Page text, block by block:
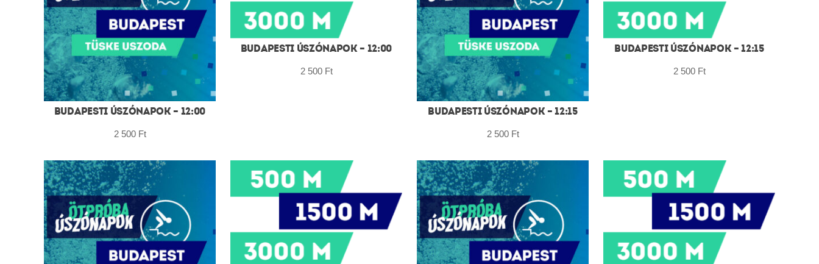
BUDAPESTI ÚSZÓNAPOK – 12:00
2 500 Ft
BUDAPESTI ÚSZÓNAPOK – 12:00
2 500 Ft
BUDAPESTI ÚSZÓNAPOK – 12:15
2 500 Ft
BUDAPESTI ÚSZÓNAPOK – 12:15
2 500 Ft